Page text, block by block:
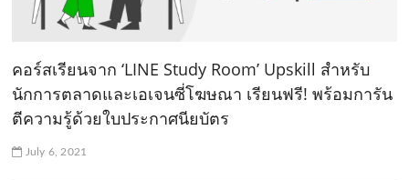
คอร์สเรียนจาก ‘LINE Study Room’ Upskill สำหรับ
นักการตลาดและเอเจนซี่โฆษณา เรียนฟรี! พร้อมการัน
ตีความรู้ด้วยใบประกาศนียบัตร
July 6, 2021